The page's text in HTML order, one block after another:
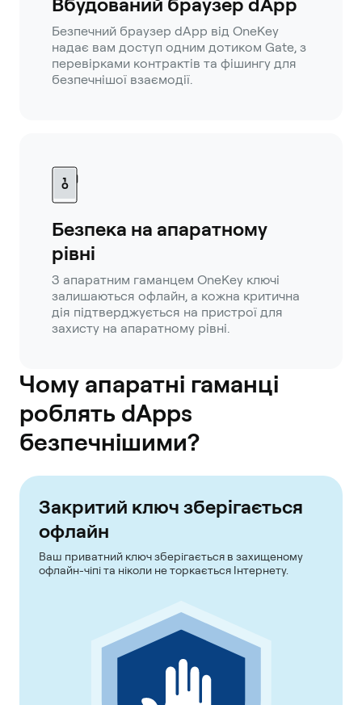
Безпечний браузер dApp від OneKey
надає вам доступ одним дотиком Gate, з
перевірками контрактів та фішингу для
безпечнішої взаємодії.
Безпека на апаратному
рівні
З апаратним гаманцем OneKey ключі
залишаються офлайн, а кожна критична
дія підтверджується на пристрої для
захисту на апаратному рівні.
Чому апаратні гаманці
роблять dApps
безпечнішими?
Закритий ключ зберігається
офлайн
Ваш приватний ключ зберігається в захищеному
офлайн-чіпі та ніколи не торкається Інтернету.